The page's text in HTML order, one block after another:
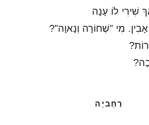
שִׁירִי לוֹ עָנָה
מִי "שְׁחוֹרָה וְנָאוָה"?
רְחַביָה